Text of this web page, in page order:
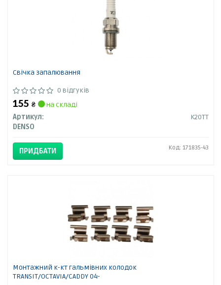
Свічка запалювання
0 відгуків
155 ₴
на складі
Артикул:
K20TT
DENSO
ПРИДБАТИ Код: 171835-43
Монтажний к-кт гальмівних колодок
TRANSIT/OCTAVIA/CADDY 04-